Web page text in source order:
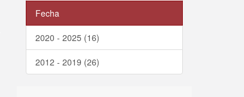
Fecha
2020 - 2025 (16)
2012 - 2019 (26)